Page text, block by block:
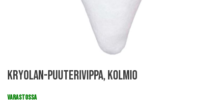
to
beginning
Kryolan-puuterivippa, kolmio
VARASTOSSA